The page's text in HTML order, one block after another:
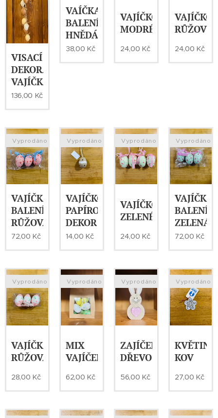
VISACÍ
DEKORACE-
VAJÍČKA
136,00 Kč
VAÍČKA
BALENÍ-
HNĚDÁ,BÍLÁ
38,00 Kč
VAJÍČKO-
MODRÉ
24,00 Kč
VAJÍČKO-
RŮŽOVÉ
24,00 Kč
VAJÍČKA
BALENÍ-
RŮŽOVÁ
Vyprodáno
72,00 Kč
VAJÍČKO-
PAPÍROVÝ
DEKOR
Vyprodáno
14,00 Kč
VAJÍČKO-
ZELENÉ
Vyprodáno
24,00 Kč
VAJÍČKA
BALENÍ-
ZELENÁ
Vyprodáno
72,00 Kč
VAJÍČKA-
RŮŽOVÁ
Vyprodáno
28,00 Kč
MIX
VAJÍČEK
Vyprodáno
62,00 Kč
ZAJÍČEK-
DŘEVO
Vyprodáno
56,00 Kč
KOV
Vyprodáno
27,00 Kč